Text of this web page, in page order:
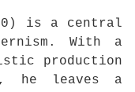
is a central
With a
production
he leaves a